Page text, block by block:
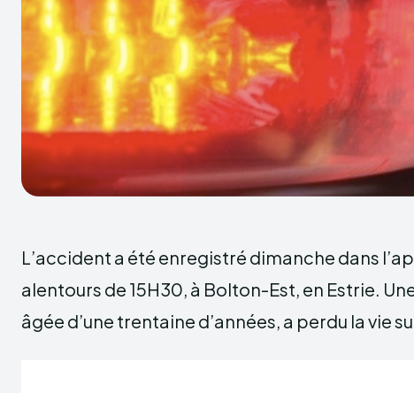
L’accident a été enregistré dimanche dans
alentours de 15H30, à Bolton-Est, en Estrie.
âgée d’une trentaine d’années, a perdu la vie